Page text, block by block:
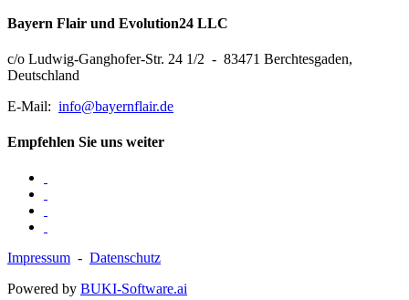
Bayern Flair und Evolution24 LLC
c/o Ludwig-Ganghofer-Str. 24 1/2 - 83471 Berchtesgaden,
Deutschland
E-Mail: info@bayernflair.de
Empfehlen Sie uns weiter
Impressum - Datenschutz
Powered by BUKI-Software.ai